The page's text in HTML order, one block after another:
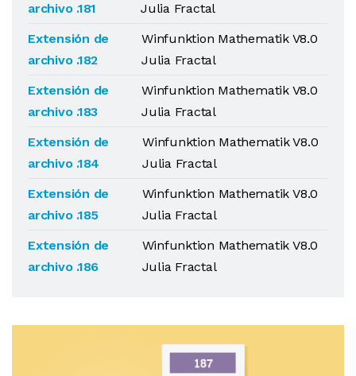
archivo .181
Julia Fractal
Extensión de
archivo .182
Winfunktion Mathematik V8.0
Julia Fractal
Extensión de
archivo .183
Winfunktion Mathematik V8.0
Julia Fractal
Extensión de
archivo .184
Winfunktion Mathematik V8.0
Julia Fractal
Extensión de
archivo .185
Winfunktion Mathematik V8.0
Julia Fractal
Extensión de
archivo .186
Winfunktion Mathematik V8.0
Julia Fractal